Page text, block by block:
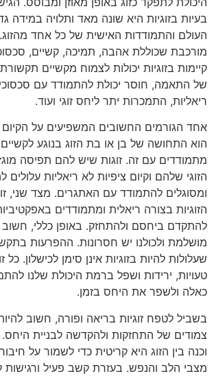
בעיות בזוגיות היא שונה מאד ותלויה במידה
העולם והתמודדות האישית של כל אחד
מורכבת שכוללת אהבה, תמיכה, קשיים,
קיימות בזוגיות יכולות לצמוח מקשיים
של התאמה, חוסר יכולת להתמודד עם
ריאליות, התמכרות יתר ליחס זוגי ועוד.
אחד הגורמים החשובים המשפיעים על הקיום
הוא התחושה של בן או בת הזוג בנוגע
מתמודדים עם זה. זוגות שיש להם תפיסה
הזוגי שלהם וקיום ציפיות לא ריאליות עלולים
ומסוגלים להתמודד עם האתגרים. מצד שני,
הזוגיות בצורה ריאלית ומתמודדים
להתקדם ביחסם ולהתחזק. באופן כללי, חשוב
מושלמת ולכולנו יש חסרונות. ההפרעות
שעלולות להיות בזוגיות אינן סימן לכישלון. כל
טעויות, ירידות ושפל ברמת היכולת שלנו
כאלה ולשפר את היחס בזמן.
בשביל לטפח זוגיות בריאה ופורה, חשוב
צמודים של התחזקות ולהקדשה לבניית
וכנה בין הזוג היא קריטית כדי לשמור על
מצבי הלב והנפש. בעזרת קשב פעיל ורגישות